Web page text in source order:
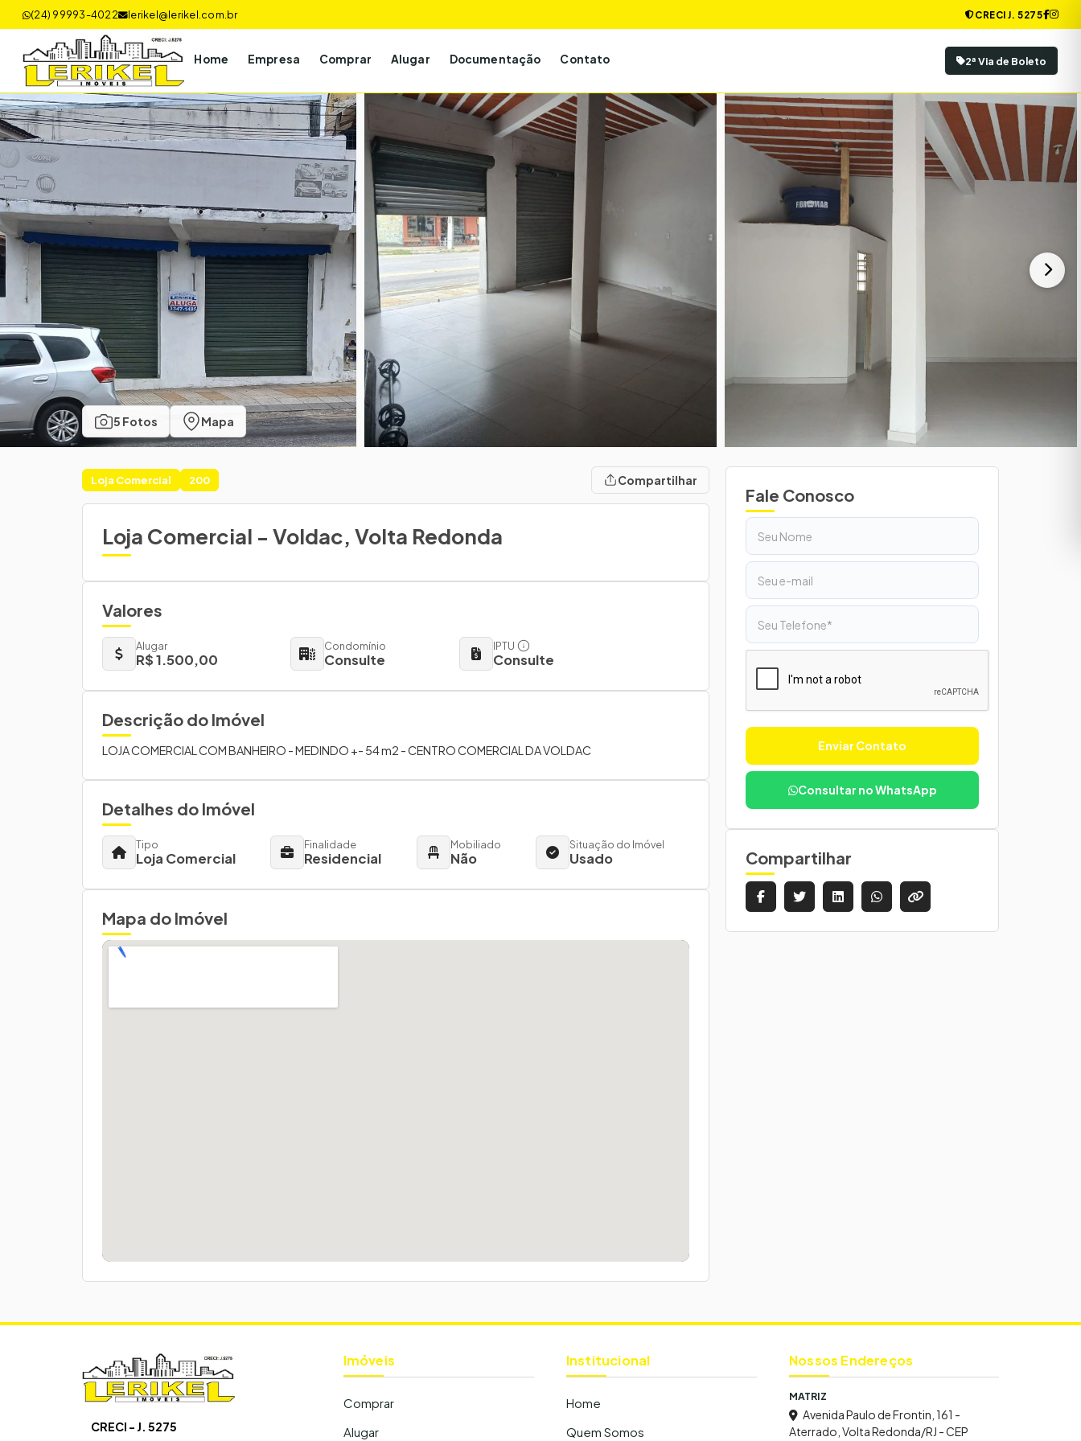
(24) 99993-4022 lerikel@lerikel.com.br CRECI J. 5275
Home Empresa Comprar Alugar Documentação Contato 2ª Via de Boleto
5 Fotos Mapa
Loja Comercial 200 Compartilhar
Loja Comercial - Voldac, Volta Redonda
Valores
Alugar
R$ 1.500,00
Condomínio
Consulte
IPTU
Consulte
Descrição do Imóvel
LOJA COMERCIAL COM BANHEIRO - MEDINDO +- 54 m2 - CENTRO COMERCIAL DA VOLDAC
Detalhes do Imóvel
Tipo
Loja Comercial
Finalidade
Residencial
Mobiliado
Não
Situação do Imóvel
Usado
Mapa do Imóvel
Fale Conosco
Enviar Contato
Consultar no WhatsApp
Compartilhar
CRECI - J. 5275
Imóveis
Comprar
Alugar
Institucional
Home
Quem Somos
Nossos Endereços
MATRIZ
Avenida Paulo de Frontin, 161 -
Aterrado, Volta Redonda/RJ - CEP